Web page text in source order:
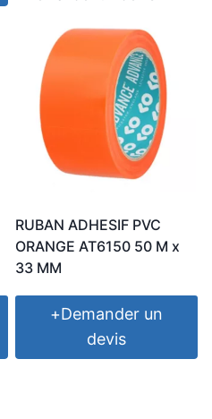
RUBAN ADHESIF PVC
ORANGE AT6150 50 M x
33 MM
+Demander un
devis